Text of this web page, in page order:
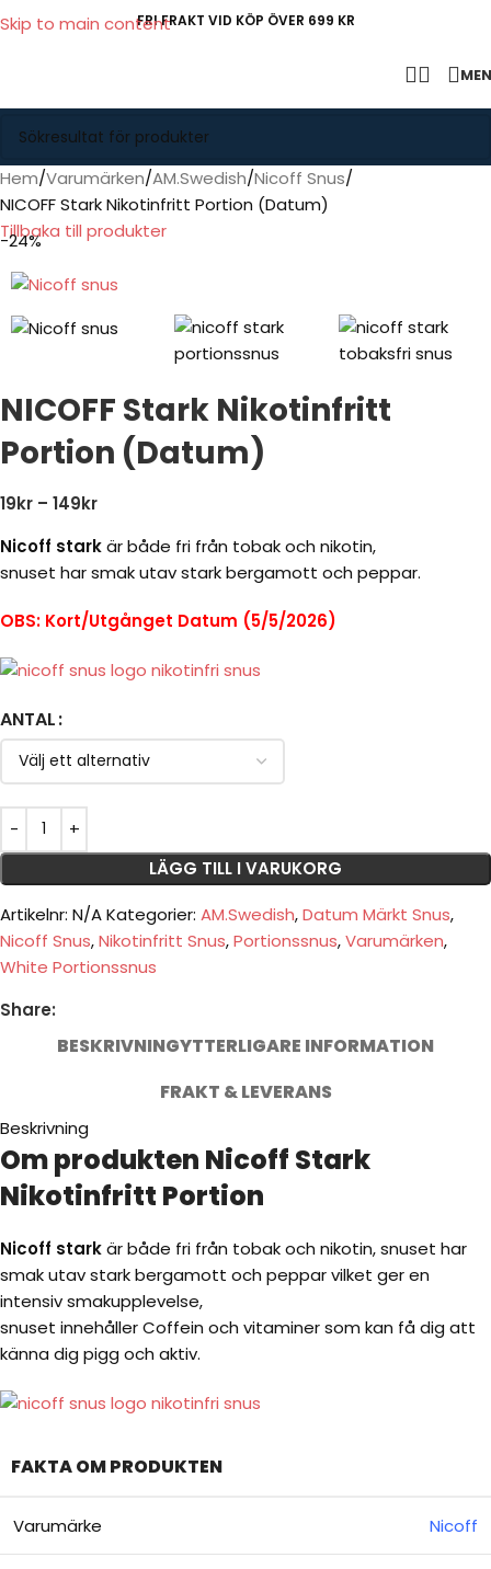
Skip to main contentFRI FRAKT VID KÖP ÖVER 699 KR
Hem Varumärken AM.Swedish Nicoff Snus
NICOFF Stark Nikotinfritt Portion (Datum)
Tillbaka till produkter
-24%
NICOFF Stark Nikotinfritt
Portion (Datum)
19kr – 149kr
Nicoff starkär både fri från tobak och nikotin,
snuset har smak utav stark bergamott och peppar.
OBS: Kort/Utgånget Datum (5/5/2026)
ANTAL
LÄGG TILL I VARUKORG
Artikelnr: N/AKategorier: AM.Swedish,Datum Märkt Snus,
Nicoff Snus,Nikotinfritt Snus,Portionssnus,Varumärken,
White Portionssnus
Share:
BESKRIVNINGYTTERLIGARE INFORMATION
FRAKT & LEVERANS
Beskrivning
Om produkten Nicoff Stark
Nikotinfritt Portion
Nicoff starkär både fri från tobak och nikotin, snuset har
smak utav stark bergamott och peppar vilket ger en
intensiv smakupplevelse,
snuset innehåller Coffein och vitaminer som kan få dig att
känna dig pigg och aktiv.
FAKTA OM PRODUKTEN
Varumärke Nicoff